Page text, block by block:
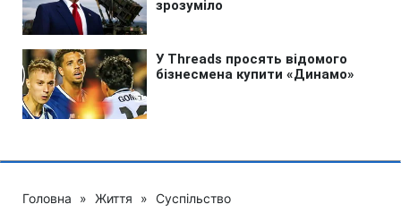
Головна » Життя » Суспільство